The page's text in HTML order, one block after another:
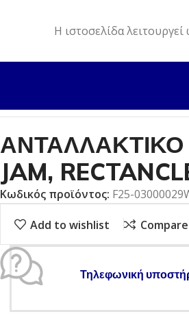
Η ιστοσελίδα
ΑΝΤΑΛΛΑΚΤΙΚΟ
JAM,
Κωδικός προϊόντος: F25-
Add to wishlist Compare
Τηλεφωνική